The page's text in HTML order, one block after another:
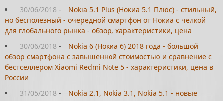
30/06/2018 -
Nokia 5.1 Plus (Нокиа 5.1 Плюс) - стильный,
но бесполезный - очередной смартфон от Нокиа с челкой
для глобального рынка - обзор, характеристики, цена
30/06/2018 -
Nokia 6 (Нокиа 6) 2018 года - большой
обзор смартфона с завышенной стоимостью и сравнение с
бестселлером Xiaomi Redmi Note 5 - характеристики, цена в
России
31/05/2018 -
Nokia 2.1, Nokia 3.1, Nokia 5.1 - новые